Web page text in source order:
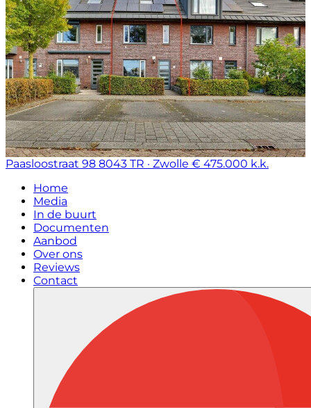
Paasloostraat 98 8043 TR · Zwolle € 475.000 k.k.
Home
Media
In de buurt
Documenten
Aanbod
Over ons
Reviews
Contact